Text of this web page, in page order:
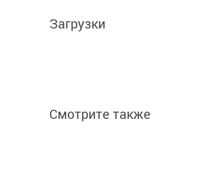
Загрузки
Смотрите также